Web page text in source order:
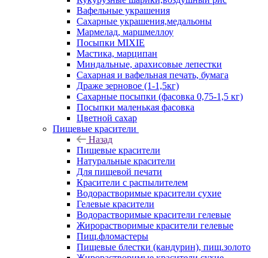
Вафельные украшения
Сахарные украшения,медальоны
Мармелад, маршмеллоу
Посыпки MIXIE
Мастика, марципан
Миндальные, арахисовые лепестки
Сахарная и вафельная печать, бумага
Драже зерновое (1-1,5кг)
Сахарные посыпки (фасовка 0,75-1,5 кг)
Посыпки маленькая фасовка
Цветной сахар
Пищевые красители
Назад
Пищевые красители
Натуральные красители
Для пищевой печати
Красители с распылителем
Водорастворимые красители сухие
Гелевые красители
Водорастворимые красители гелевые
Жирорастворимые красители гелевые
Пищ.фломастеры
Пищевые блестки (кандурин), пищ.золото